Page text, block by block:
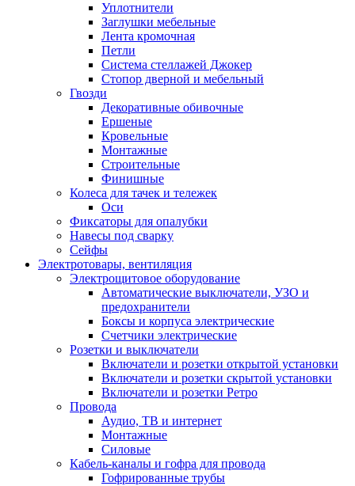
Уплотнители
Заглушки мебельные
Лента кромочная
Петли
Система стеллажей Джокер
Стопор дверной и мебельный
Гвозди
Декоративные обивочные
Ершеные
Кровельные
Монтажные
Строительные
Финишные
Колеса для тачек и тележек
Оси
Фиксаторы для опалубки
Навесы под сварку
Сейфы
Электротовары, вентиляция
Электрощитовое оборудование
Автоматические выключатели, УЗО и
предохранители
Боксы и корпуса электрические
Счетчики электрические
Розетки и выключатели
Включатели и розетки открытой установки
Включатели и розетки скрытой установки
Включатели и розетки Ретро
Провода
Аудио, ТВ и интернет
Монтажные
Силовые
Кабель-каналы и гофра для провода
Гофрированные трубы